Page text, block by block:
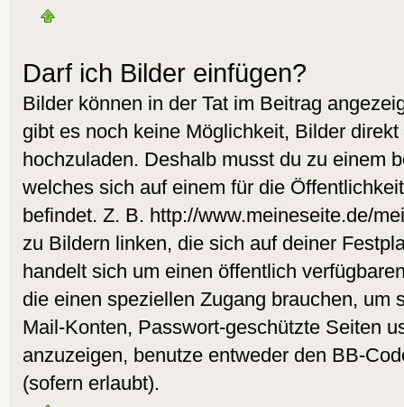
Darf ich Bilder einfügen?
Bilder können in der Tat im Beitrag
gibt es noch keine Möglichkeit, Bilder
hochzuladen. Deshalb musst du zu einem
welches sich auf einem für die
befindet. Z. B. http://www.meineseite.de/
zu Bildern linken, die sich auf deiner
handelt sich um einen öffentlich
die einen speziellen Zugang brauchen, um
Mail-Konten, Passwort-geschützte Seiten
anzuzeigen, benutze entweder den BB-
(sofern erlaubt).